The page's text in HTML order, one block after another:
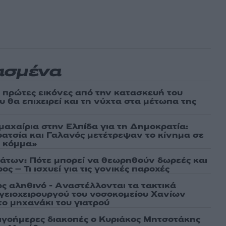
εικόνες από την κατασκευή του
επιχειρεί και τη νύχτα στα μέτωπα της
στην Ελπίδα για τη Δημοκρατία:
και Γαλανός μετέτρεψαν το κίνημα σε
κόμμα»
Πότε μπορεί να θεωρηθούν δωρεές και
– Τι ισχυεί για τις γονικές παροχές
αληθινό - Aναστέλλονται τα τακτικά
του νοσοκομείου Χανίων
μηχανάκι του γιατρού
διακοπές ο Κυριάκος Μητσοτάκης